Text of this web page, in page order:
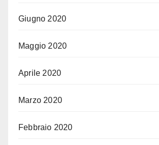
Giugno 2020
Maggio 2020
Aprile 2020
Marzo 2020
Febbraio 2020